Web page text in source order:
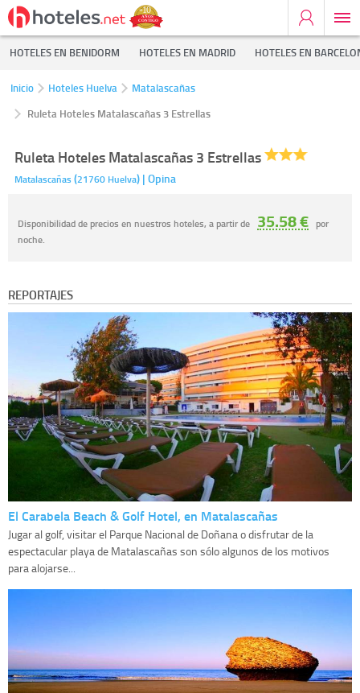
HOTELES EN BENIDORM HOTELES EN MADRID HOTELES EN
Inicio Hoteles Huelva
Matalascañas
Ruleta Hoteles Matalascañas 3 Estrellas
Ruleta Hoteles Matalascañas 3 Estrellas
Matalascañas (21760 Huelva) | Opina
Disponibilidad de precios en nuestros hoteles, a partir de 35.58 € por
noche.
REPORTAJES
El Carabela Beach & Golf Hotel, en Matalascañas
Jugar al golf, visitar el Parque Nacional de Doñana o disfrutar de la
espectacular playa de Matalascañas son sólo algunos de los motivos
para alojarse...